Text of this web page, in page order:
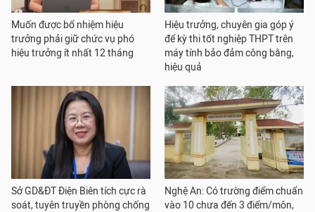
Muốn được bổ nhiệm hiệu
trưởng phải giữ chức vụ phó
hiệu trưởng ít nhất 12 tháng
Hiệu trưởng, chuyên gia góp ý
để kỳ thi tốt nghiệp THPT trên
máy tính bảo đảm công bằng,
hiệu quả
Sở GD&ĐT Điện Biên tích cực rà
soát, tuyên truyền phòng chống
Nghệ An: Có trường điểm chuẩn
vào 10 chưa đến 3 điểm/môn,